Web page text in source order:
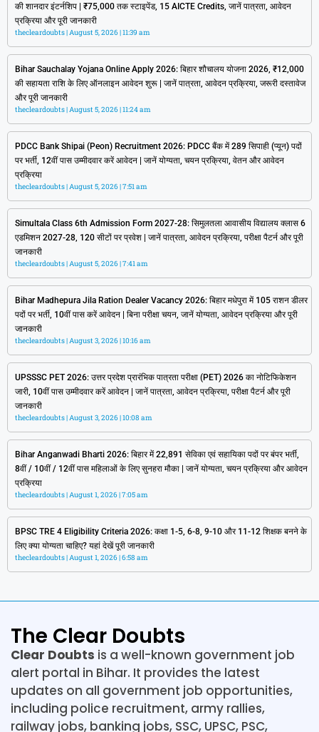
की शानदार इंटर्नशिप | ₹75,000 तक स्टाइपेंड, 15 AICTE Credits, जानें पात्रता, आवेदन
प्रक्रिया और पूरी जानकारी
thecleardoubts August 5, 2026 11:39 am
Bihar Sauchalay Yojana Online Apply 2026: बिहार शौचालय योजना 2026, ₹12,000
की सहायता राशि के लिए ऑनलाइन आवेदन शुरू | जानें पात्रता, आवेदन प्रक्रिया, जरूरी दस्तावेज
और पूरी जानकारी
thecleardoubts August 5, 2026 11:24 am
PDCC Bank Shipai (Peon) Recruitment 2026: PDCC बैंक में 289 सिपाही (प्यून) पदों
पर भर्ती, 12वीं पास उम्मीदवार करें आवेदन | जानें योग्यता, चयन प्रक्रिया, वेतन और आवेदन
प्रक्रिया
thecleardoubts August 5, 2026 7:51 am
Simultala Class 6th Admission Form 2027-28: सिमुलतला आवासीय विद्यालय क्लास 6
एडमिशन 2027-28, 120 सीटों पर प्रवेश | जानें पात्रता, आवेदन प्रक्रिया, परीक्षा पैटर्न और पूरी
जानकारी
thecleardoubts August 5, 2026 7:41 am
Bihar Madhepura Jila Ration Dealer Vacancy 2026: बिहार मधेपुरा में 105 राशन डीलर
पदों पर भर्ती, 10वीं पास करें आवेदन | बिना परीक्षा चयन, जानें योग्यता, आवेदन प्रक्रिया और पूरी
जानकारी
thecleardoubts August 3, 2026 10:16 am
UPSSSC PET 2026: उत्तर प्रदेश प्रारंभिक पात्रता परीक्षा (PET) 2026 का नोटिफिकेशन
जारी, 10वीं पास उम्मीदवार करें आवेदन | जानें पात्रता, आवेदन प्रक्रिया, परीक्षा पैटर्न और पूरी
जानकारी
thecleardoubts August 3, 2026 10:08 am
Bihar Anganwadi Bharti 2026: बिहार में 22,891 सेविका एवं सहायिका पदों पर बंपर भर्ती,
8वीं / 10वीं / 12वीं पास महिलाओं के लिए सुनहरा मौका | जानें योग्यता, चयन प्रक्रिया और आवेदन
प्रक्रिया
thecleardoubts August 1, 2026 7:05 am
BPSC TRE 4 Eligibility Criteria 2026: कक्षा 1-5, 6-8, 9-10 और 11-12 शिक्षक बनने के
लिए क्या योग्यता चाहिए? यहां देखें पूरी जानकारी
thecleardoubts August 1, 2026 6:58 am
The Clear Doubts
Clear Doubts is a well-known government job
alert portal in Bihar. It provides the latest
updates on all government job opportunities,
including police recruitment, army rallies,
railway jobs, banking jobs, SSC, UPSC, PSC,